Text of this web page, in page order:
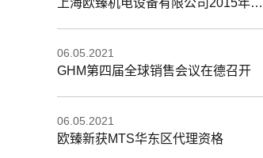
上海欧臻机电设备有限公司2015年CBBE展会
06.05.2021
GHM第四届全球销售会议在德召开
06.05.2021
欧臻新获MTS华东区代理资格